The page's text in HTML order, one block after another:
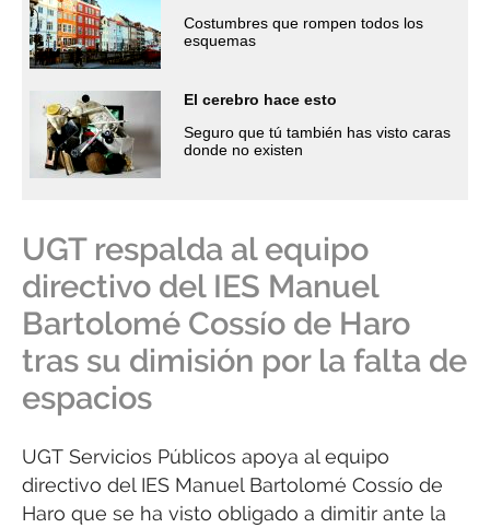
Costumbres que rompen todos los
esquemas
El cerebro hace esto
Seguro que tú también has visto caras
donde no existen
UGT respalda al equipo
directivo del IES Manuel
Bartolomé Cossío de Haro
tras su dimisión por la falta de
espacios
UGT Servicios Públicos apoya al equipo
directivo del IES Manuel Bartolomé Cossío de
Haro que se ha visto obligado a dimitir ante la